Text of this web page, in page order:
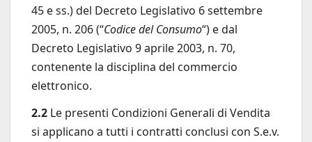
45 e ss.) del Decreto Legislativo 6 settembre
2005, n. 206 (“Codice del Consumo“) e dal
Decreto Legislativo 9 aprile 2003, n. 70,
contenente la disciplina del commercio
elettronico.
2.2 Le presenti Condizioni Generali di Vendita
si applicano a tutti i contratti conclusi con S.e.v.